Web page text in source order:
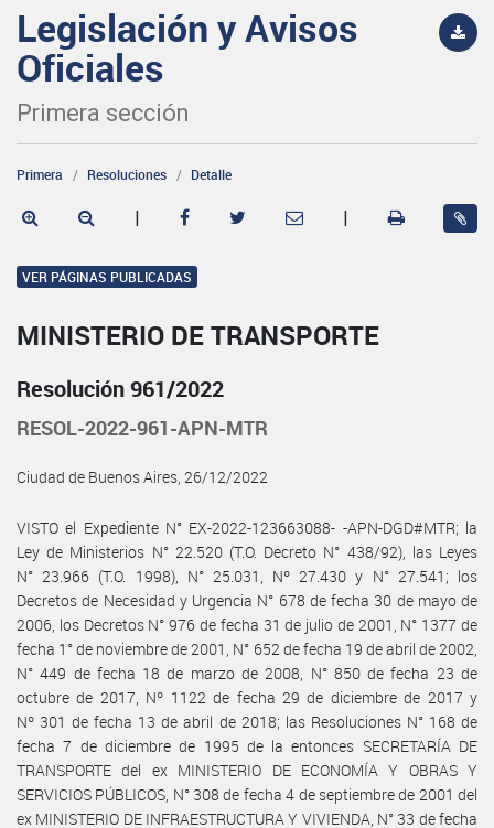
Legislación y Avisos
Oficiales
Primera sección
Primera Resoluciones Detalle
| |
VER PÁGINAS PUBLICADAS
MINISTERIO DE TRANSPORTE
Resolución 961/2022
RESOL-2022-961-APN-MTR
Ciudad de Buenos Aires, 26/12/2022
VISTO el Expediente N° EX-2022-123663088- -APN-DGD#MTR; la
Ley de Ministerios N° 22.520 (T.O. Decreto N° 438/92), las Leyes
N° 23.966 (T.O. 1998), N° 25.031, Nº 27.430 y N° 27.541; los
Decretos de Necesidad y Urgencia N° 678 de fecha 30 de mayo de
2006, los Decretos N° 976 de fecha 31 de julio de 2001, N° 1377 de
fecha 1° de noviembre de 2001, N° 652 de fecha 19 de abril de 2002,
N° 449 de fecha 18 de marzo de 2008, N° 850 de fecha 23 de
octubre de 2017, Nº 1122 de fecha 29 de diciembre de 2017 y
Nº 301 de fecha 13 de abril de 2018; las Resoluciones N° 168 de
fecha 7 de diciembre de 1995 de la entonces SECRETARÍA DE
TRANSPORTE del ex MINISTERIO DE ECONOMÍA Y OBRAS Y
SERVICIOS PÚBLICOS, N° 308 de fecha 4 de septiembre de 2001 del
ex MINISTERIO DE INFRAESTRUCTURA Y VIVIENDA, N° 33 de fecha